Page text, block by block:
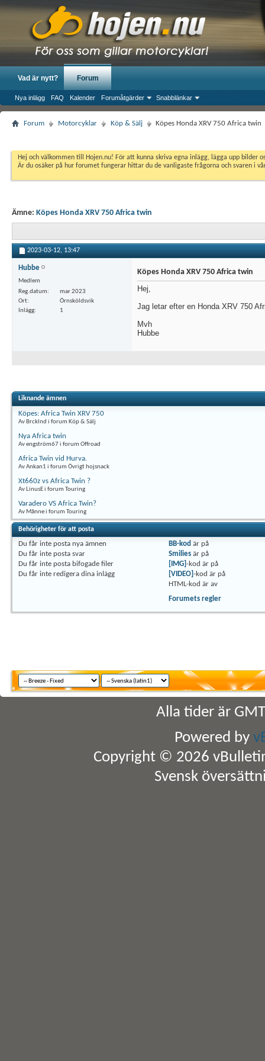
Vad är nytt? Forum
Nya inlägg FAQ Kalender Forumåtgärder Snabblänkar
Forum Motorcyklar Köp & Sälj Köpes Honda XRV 750 Africa twin
Hej och välkommen till Hojen.nu! För att kunna skriva egna inlägg, lägga upp
Är du osäker på hur forumet fungerar hittar du de vanligaste frågorna och svaren i
Ämne: Köpes Honda XRV 750 Africa twin
2023-03-12, 13:47
Hubbe
Medlem
Reg.datum
mar 2023
Ort
Örnsköldsvik
Inlägg
1
Köpes Honda XRV 750 Africa twin
Hej,
Jag letar efter en Honda XRV 750
Mvh
Hubbe
Liknande ämnen
Köpes: Africa Twin XRV 750
Av Brcklnd i forum Köp & Sälj
Nya Africa twin
Av engström67 i forum Offroad
Africa Twin vid Hurva.
Av Ankan1 i forum Övrigt hojsnack
Xt660z vs Africa Twin ?
Av LinusE i forum Touring
Varadero VS Africa Twin?
Av Månne i forum Touring
Behörigheter för att posta
Du får inte posta nya ämnen
Du får inte posta svar
Du får inte posta bifogade filer
Du får inte redigera dina inlägg
BB-kod är på
Smilies är på
[IMG]-kod är på
[VIDEO]-kod är på
HTML-kod är av
Forumets regler
Alla tider är
Powered by
Copyright © 2026
Svensk